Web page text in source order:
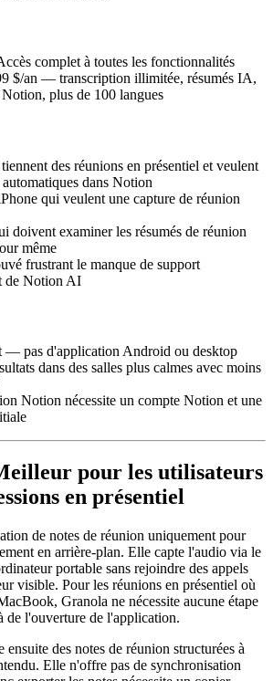
complet à toutes les fonctionnalités
$/an — transcription illimitée, résumés IA,
plus de 100 langues
des réunions en présentiel et veulent
dans Notion
qui veulent une capture de réunion
doivent examiner les résumés de réunion
même
frustrant le manque de support
de Notion AI
— pas d'application Android ou desktop
dans des salles plus calmes avec moins
Notion nécessite un compte Notion et une
pour les utilisateurs
en présentiel
de notes de réunion uniquement pour
en arrière-plan. Elle capte l'audio via le
portable sans rejoindre des appels
visible. Pour les réunions en présentiel où
Granola ne nécessite aucune étape
de l'ouverture de l'application.
des notes de réunion structurées à
Elle n'offre pas de synchronisation